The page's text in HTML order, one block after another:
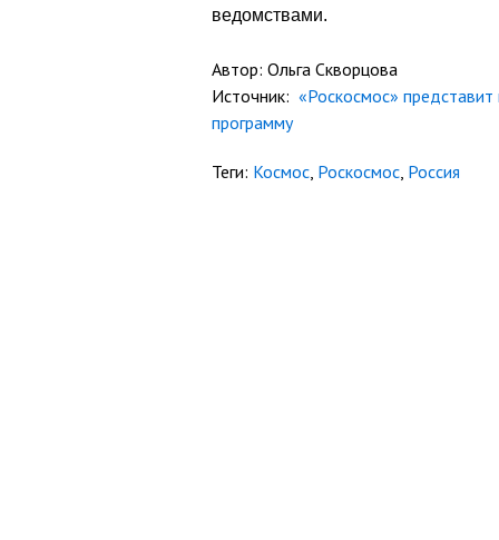
ведомствами.
Автор: Ольга Скворцова
Источник: «Роскосмос»
программу
Теги: Космос, Роскосмос, Россия